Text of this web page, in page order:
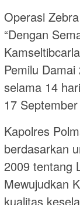
Operasi
“Dengan
Pemilu
selama 14
17
Kapolres
berdasarkan
2009 tentang
Mewujudkan
kualitas